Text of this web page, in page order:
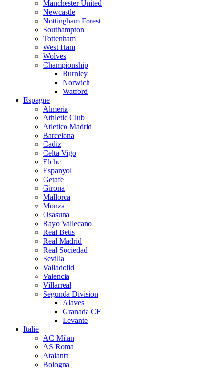
Manchester United
Newcastle
Nottingham Forest
Southampton
Tottenham
West Ham
Wolves
Championship
Burnley
Norwich
Watford
Espagne
Almeria
Athletic Club
Atletico Madrid
Barcelona
Cadiz
Celta Vigo
Elche
Espanyol
Getafe
Girona
Mallorca
Monza
Osasuna
Rayo Vallecano
Real Betis
Real Madrid
Real Sociedad
Sevilla
Valladolid
Valencia
Villarreal
Segunda Division
Alaves
Granada CF
Levante
Italie
AC Milan
AS Roma
Atalanta
Bologna